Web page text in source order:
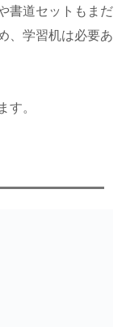
書道セットもまだ
、学習机は必要あ
す。